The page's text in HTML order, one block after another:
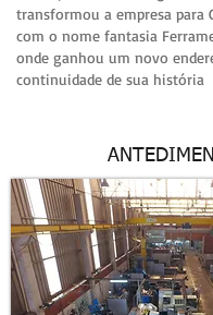
transformou a empresa para
com o nome fantasia
onde ganhou um novo
continuidade de sua história